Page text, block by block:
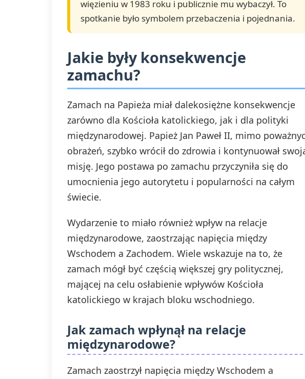
więzieniu w 1983 roku i publicznie mu wybaczył. To
spotkanie było symbolem przebaczenia i pojednania.
Jakie były konsekwencje
zamachu?
Zamach na Papieża miał dalekosiężne konsekwencje
zarówno dla Kościoła katolickiego, jak i dla polityki
międzynarodowej. Papież Jan Paweł II, mimo
obrażeń, szybko wrócił do zdrowia i kontynuował
misję. Jego postawa po zamachu przyczyniła się do
umocnienia jego autorytetu i popularności na całym
świecie.
Wydarzenie to miało również wpływ na relacje
międzynarodowe, zaostrzając napięcia między
Wschodem a Zachodem. Wiele wskazuje na to, że
zamach mógł być częścią większej gry politycznej,
mającej na celu osłabienie wpływów Kościoła
katolickiego w krajach bloku wschodniego.
Jak zamach wpłynął na relacje
międzynarodowe?
Zamach zaostrzył napięcia między Wschodem a